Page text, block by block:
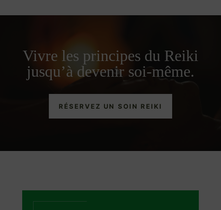
Vivre les principes du Reiki
jusqu’à devenir soi-même.
RÉSERVEZ UN SOIN REIKI